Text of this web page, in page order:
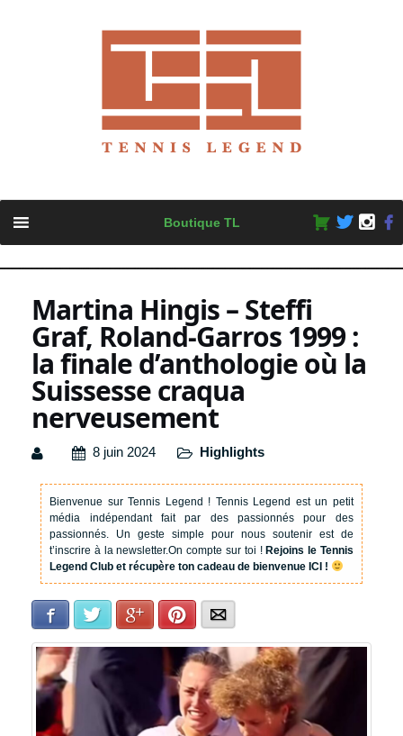
content
Boutique TL
Martina Hingis – Steffi
Graf, Roland-Garros 1999 :
la finale d’anthologie où la
Suissesse craqua
nerveusement
8 juin 2024 Highlights
Bienvenue sur Tennis Legend ! Tennis Legend est un petit
média indépendant fait par des passionnés pour des
passionnés. Un geste simple pour nous soutenir est de
t’inscrire à la newsletter.On compte sur toi !Rejoins le Tennis
Legend Club et récupère ton cadeau de bienvenue ICI !
Facebook Twitter Google+Pinterest